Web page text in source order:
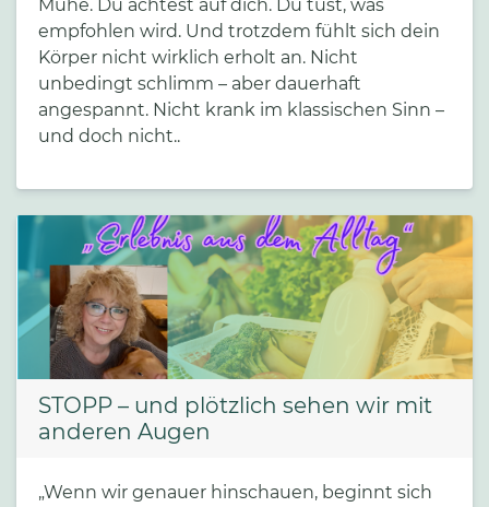
Mühe. Du achtest auf dich. Du tust, was
empfohlen wird. Und trotzdem fühlt sich dein
Körper nicht wirklich erholt an. Nicht
unbedingt schlimm – aber dauerhaft
angespannt. Nicht krank im klassischen Sinn –
und doch nicht..
STOPP – und plötzlich sehen wir mit
anderen Augen
„Wenn wir genauer hinschauen, beginnt sich